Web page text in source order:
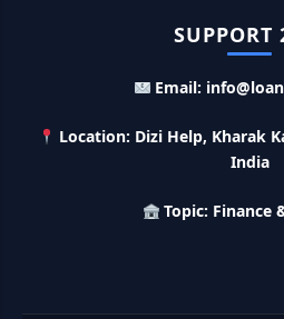
LIC Kanyadan Policy Online
करे 121 रूपए तो मिलेंगे पुरे 27 लाख,
50 लाख तक का लोन, गांव वालो को
बनाने के लिए मिलता है 12 लाख का
SUPPORT
Email:
Location: Dizi Help, Kharak
India
Topic: Finance